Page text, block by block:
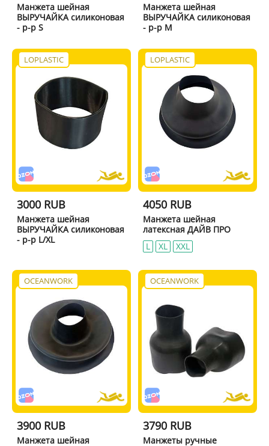
Манжета шейная
ВЫРУЧАЙКА силиконовая
- р-р S
Манжета шейная
ВЫРУЧАЙКА силиконовая
- р-р M
LOPLASTIC
3000 RUB
Манжета шейная
ВЫРУЧАЙКА силиконовая
- р-р L/XL
LOPLASTIC
4050 RUB
Манжета шейная
латексная ДАЙВ ПРО
L
XL XXL
OCEANWORK
3900 RUB
Манжета шейная
OCEANWORK
3790 RUB
Манжеты ручные